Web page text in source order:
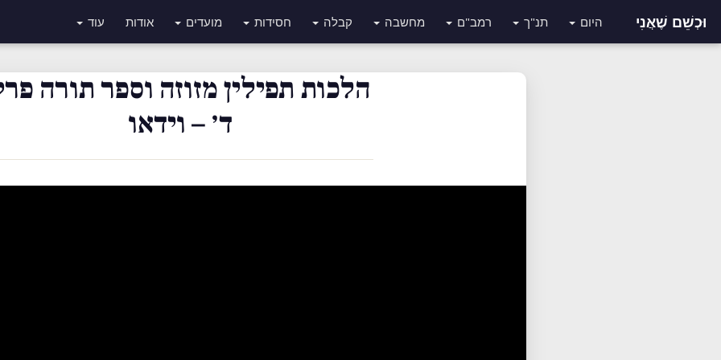
וּכְשֵׁם שֶׁאֲנִי היום תנ"ך רמב"ם מחשבה קבלה חסידות מועדים אודות עוד
הלכות תפילין מזוזה וספר תורה
ד׳ – וידאו